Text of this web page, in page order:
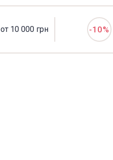
от 10 000 грн -10%